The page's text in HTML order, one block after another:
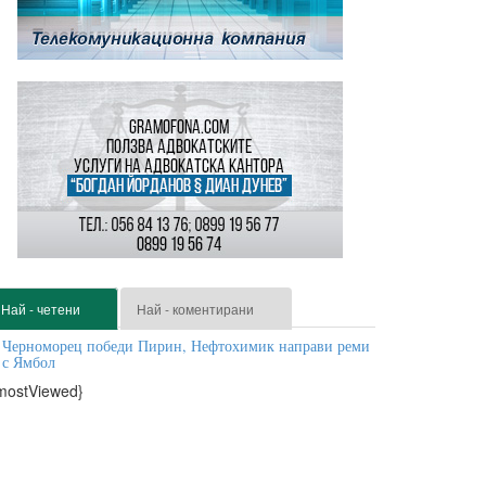
Най - четени Най - коментирани
Черноморец победи Пирин, Нефтохимик направи реми
с Ямбол